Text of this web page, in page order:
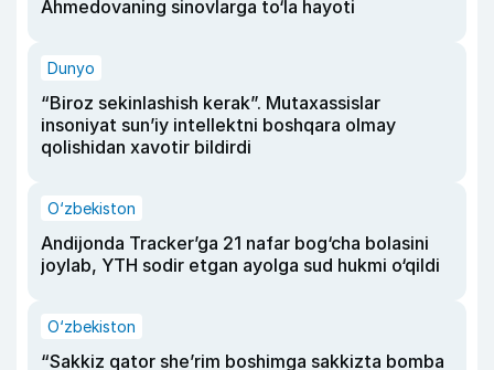
Ahmedovaning sinovlarga to‘la hayoti
Dunyo
“Biroz sekinlashish kerak”. Mutaxassislar
insoniyat sun’iy intellektni boshqara olmay
qolishidan xavotir bildirdi
O‘zbekiston
Andijonda Tracker’ga 21 nafar bog‘cha bolasini
joylab, YTH sodir etgan ayolga sud hukmi o‘qildi
O‘zbekiston
“Sakkiz qator she’rim boshimga sakkizta bomba